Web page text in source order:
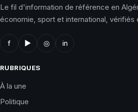
Le fil d'information de référence en
économie, sport et international, vérifiés
f ▶ ◎ in
RUBRIQUES
À la une
Politique